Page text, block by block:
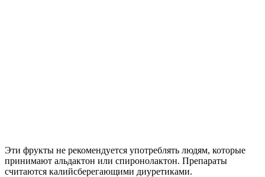
Эти фрукты не рекомендуется употреблять людям, которые
принимают альдактон или спиронолактон. Препараты
считаются калийсберегающими диуретиками.